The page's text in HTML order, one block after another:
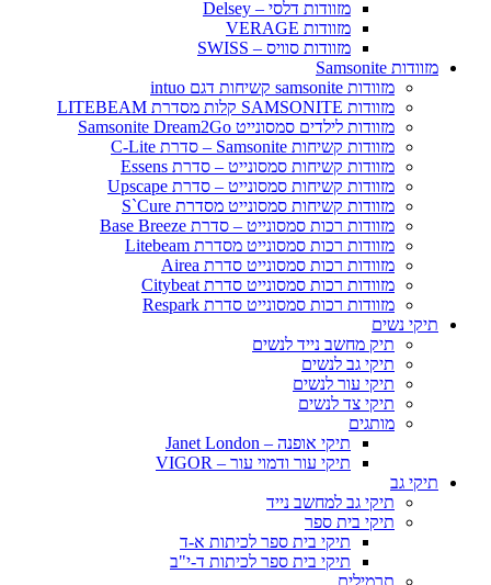
מזוודות דלסי – Delsey
מזוודות VERAGE
מזוודות סוויס – SWISS
מזוודות Samsonite
מזוודות samsonite קשיחות דגם intuo
מזוודות SAMSONITE קלות מסדרת LITEBEAM
מזוודות לילדים סמסונייט Samsonite Dream2Go
מזוודות קשיחות Samsonite – סדרת C-Lite
מזוודות קשיחות סמסונייט – סדרת Essens
מזוודות קשיחות סמסונייט – סדרת Upscape
מזוודות קשיחות סמסונייט מסדרת S`Cure
מזוודות רכות סמסונייט – סדרת Base Breeze
מזוודות רכות סמסונייט מסדרת Litebeam
מזוודות רכות סמסונייט סדרת Airea
מזוודות רכות סמסונייט סדרת Citybeat
מזוודות רכות סמסונייט סדרת Respark
תיקי נשים
תיק מחשב נייד לנשים
תיקי גב לנשים
תיקי עור לנשים
תיקי צד לנשים
מותגים
תיקי אופנה – Janet London
תיקי עור ודמוי עור – VIGOR
תיקי גב
תיקי גב למחשב נייד
תיקי בית ספר
תיקי בית ספר לכיתות א-ד
תיקי בית ספר לכיתות ד-י"ב
תרמילים